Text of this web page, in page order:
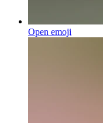
Open emoji